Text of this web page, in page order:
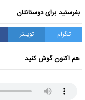
بفرستید برای دوستانتان
تلگرام توییتر
هم اکنون گوش کنید